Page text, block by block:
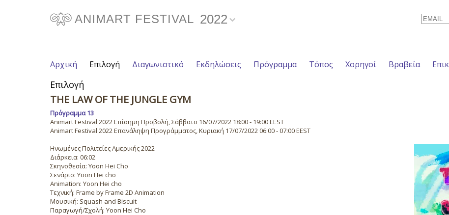
ANIMART FESTIVAL 2022 Email
Αρχική Επιλογή Διαγωνιστικό Εκδηλώσεις Πρόγραμμα Τόπος Χορηγοί Βραβεία
Επιλογή
THE LAW OF THE JUNGLE GYM
Πρόγραμμα 13
Animart Festival 2022 Επίσημη Προβολή, Σάββατο 16/07/2022 18:00 - 19:00 EEST
Animart Festival 2022 Επανάληψη Προγράμματος, Κυριακή 17/07/2022 06:00 - 07:00 EEST
Ηνωμένες Πολιτείες Αμερικής 2022
Διάρκεια: 06:02
Σκηνοθεσία: Yoon Hei Cho
Σενάριο: Yoon Hei cho
Animation: Yoon Hei cho
Τεχνική: Frame by Frame 2D Animation
Μουσική: Squash and Biscuit
Παραγωγή/Σχολή: Yoon Hei Cho